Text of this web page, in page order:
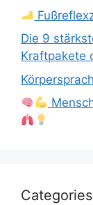
Die 9
Kraftpakete
Categories